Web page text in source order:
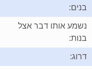
בנים:
נשמע אותו דבר אצל
בנות:
דרוג: